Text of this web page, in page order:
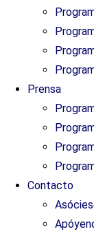
Prensa
Contacto